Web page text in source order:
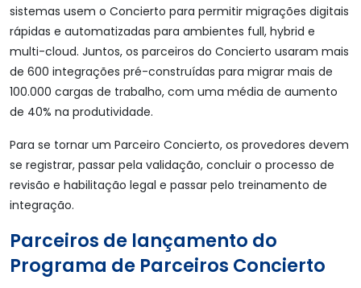
sistemas usem o Concierto para permitir migrações digitais
rápidas e automatizadas para ambientes full, hybrid e
multi-cloud. Juntos, os parceiros do Concierto usaram mais
de 600 integrações pré-construídas para migrar mais de
100.000 cargas de trabalho, com uma média de aumento
de 40% na produtividade.
Para se tornar um Parceiro Concierto, os provedores devem
se registrar, passar pela validação, concluir o processo de
revisão e habilitação legal e passar pelo treinamento de
integração.
Parceiros de lançamento do
Programa de Parceiros Concierto